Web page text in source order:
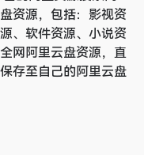
资源，包括：影视资
、软件资源、小说资
网阿里云盘资源，直
存至自己的阿里云盘